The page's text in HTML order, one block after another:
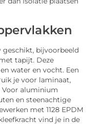
geschikt, bijvoorbeeld
tapijt. Deze
water en vocht. Een
je voor laminaat,
Voor aluminium
en steenachtige
met 1128 EPDM
vind je in de